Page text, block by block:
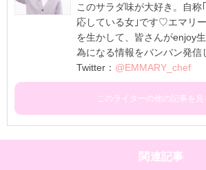
このサラダ味が大好き。自称
応している女｣です♡エマリ
を生かして、皆さんがenjoy
為になる情報をバンバン発信
Twitter： @EMMARY_chef
このライターの他の記事を見
関連記事